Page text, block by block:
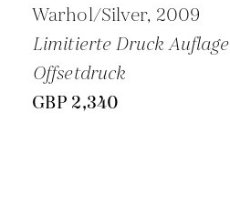
Warhol/Silver, 2009
Limitierte Druck Auflage
Offsetdruck
GBP 2,340